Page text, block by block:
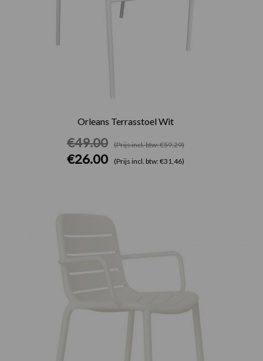
Orleans Terrasstoel Wit
€49.00 (Prijs incl. btw: €59,29)
€26.00 (Prijs incl. btw: €31,46)